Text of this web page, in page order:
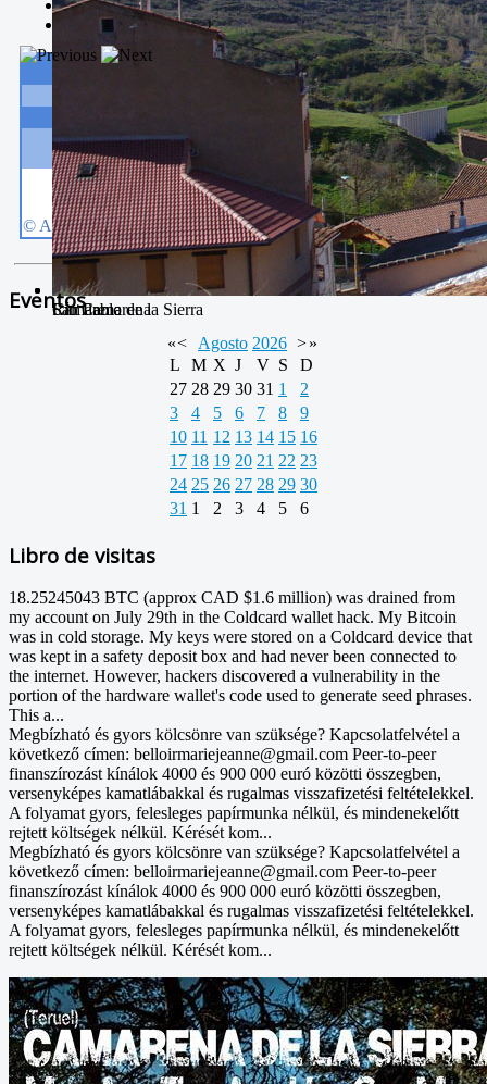
San Pablo
Río Camarena
Camarena de la Sierra
La estación de esquí de Javalambre abrirán este sábado
Larga vida a las escuelas
Eventos
«< Agosto 2026 >»
L
M X J V S
D
27 28 29 30 31 1
2
3
4 5 6 7 8
9
10 11 12 13 14 15 16
17 18 19 20 21 22 23
24 25 26 27 28 29 30
31 1 2 3 4 5 6
Libro de visitas
18.25245043 BTC (approx CAD $1.6 million) was drained from
my account on July 29th in the Coldcard wallet hack. My Bitcoin
was in cold storage. My keys were stored on a Coldcard device that
was kept in a safety deposit box and had never been connected to
the internet. However, hackers discovered a vulnerability in the
portion of the hardware wallet's code used to generate seed phrases.
This a...
Megbízható és gyors kölcsönre van szüksége? Kapcsolatfelvétel a
következő címen: belloirmariejeanne@gmail.com Peer-to-peer
finanszírozást kínálok 4000 és 900 000 euró közötti összegben,
versenyképes kamatlábakkal és rugalmas visszafizetési feltételekkel.
A folyamat gyors, felesleges papírmunka nélkül, és mindenekelőtt
rejtett költségek nélkül. Kérését kom...
Megbízható és gyors kölcsönre van szüksége? Kapcsolatfelvétel a
következő címen: belloirmariejeanne@gmail.com Peer-to-peer
finanszírozást kínálok 4000 és 900 000 euró közötti összegben,
versenyképes kamatlábakkal és rugalmas visszafizetési feltételekkel.
A folyamat gyors, felesleges papírmunka nélkül, és mindenekelőtt
rejtett költségek nélkül. Kérését kom...